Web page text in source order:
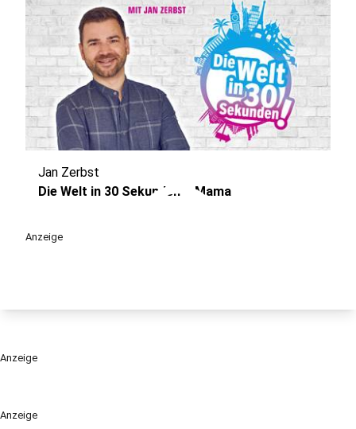
Anzeige
play_circle
Jan Zerbst
Die Welt in 30 Sekunden – Mama
Anzeige
Anzeige